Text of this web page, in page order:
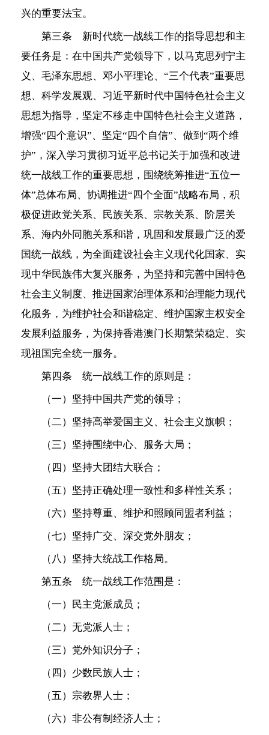
兴的重要法宝。
第三条 新时代统一战线工作的指导思想和主
要任务是：在中国共产党领导下，以马克思列宁主
义、毛泽东思想、邓小平理论、“三个代表”重要思
想、科学发展观、习近平新时代中国特色社会主义
思想为指导，坚定不移走中国特色社会主义道路，
增强“四个意识”、坚定“四个自信”、做到“两个维
护”，深入学习贯彻习近平总书记关于加强和改进
统一战线工作的重要思想，围绕统筹推进“五位一
体”总体布局、协调推进“四个全面”战略布局，积
极促进政党关系、民族关系、宗教关系、阶层关
系、海内外同胞关系和谐，巩固和发展最广泛的爱
国统一战线，为全面建设社会主义现代化国家、实
现中华民族伟大复兴服务，为坚持和完善中国特色
社会主义制度、推进国家治理体系和治理能力现代
化服务，为维护社会和谐稳定、维护国家主权安全
发展利益服务，为保持香港澳门长期繁荣稳定、实
现祖国完全统一服务。
第四条 统一战线工作的原则是：
（一）坚持中国共产党的领导；
（二）坚持高举爱国主义、社会主义旗帜；
（三）坚持围绕中心、服务大局；
（四）坚持大团结大联合；
（五）坚持正确处理一致性和多样性关系；
（六）坚持尊重、维护和照顾同盟者利益；
（七）坚持广交、深交党外朋友；
（八）坚持大统战工作格局。
第五条 统一战线工作范围是：
（一）民主党派成员；
（二）无党派人士；
（三）党外知识分子；
（四）少数民族人士；
（五）宗教界人士；
（六）非公有制经济人士；